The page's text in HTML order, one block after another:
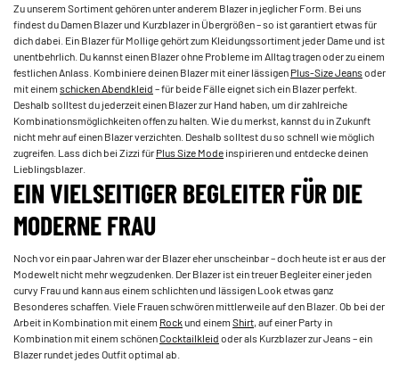
Zu unserem Sortiment gehören unter anderem Blazer in jeglicher Form. Bei uns
findest du Damen Blazer und Kurzblazer in Übergrößen – so ist garantiert etwas für
dich dabei. Ein Blazer für Mollige gehört zum Kleidungssortiment jeder Dame und ist
unentbehrlich. Du kannst einen Blazer ohne Probleme im Alltag tragen oder zu einem
festlichen Anlass. Kombiniere deinen Blazer mit einer lässigenPlus-Size ­Jeans­ oder
mit einemschicken­ Abendkleid­­– für beide Fälle eignet sich ein Blazer perfekt.
Deshalb solltest du jederzeit einen Blazer zur Hand haben, um dir zahlreiche
Kombinationsmöglichkeiten offen zu halten. Wie du merkst, kannst du in Zukunft
nicht mehr auf einen Blazer verzichten. Deshalb solltest du so schnell wie möglich
zugreifen. Lass dich bei Zizzi fürPlus Size Modeinspirieren und entdecke deinen
Lieblingsblazer.
EIN VIELSEITIGER BEGLEITER FÜR DIE
MODERNE FRAU
Noch vor ein paar Jahren war der Blazer eher unscheinbar – doch heute ist er aus der
Modewelt nicht mehr wegzudenken. Der Blazer ist ein treuer Begleiter einer jeden
curvy Frau und kann aus einem schlichten und lässigen Look etwas ganz
Besonderes schaffen. Viele Frauen schwören mittlerweile auf den Blazer. Ob bei der
Arbeit in Kombination mit einem ­ Rock­­und einem ­Shirt, auf einer Party in
Kombination mit einem schönen ­Cocktailkleid­ oder als Kurzblazer zur Jeans – ein
Blazer rundet jedes Outfit optimal ab.